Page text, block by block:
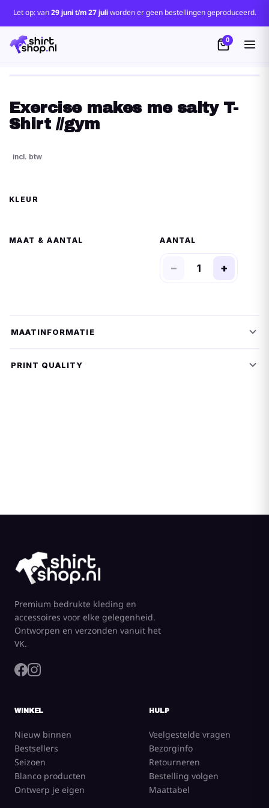
Let op: van29 juni t/m 27 juliworden er geen bestellingen geproduceerd.
0
Exercise makes me salty T-
Shirt //gym
MAAT
− +
MAATINFORMATIE
PRINT QUALITY
Premium bedrukte kleding en
accessoires voor elke gelegenheid.
Ontworpen en verzonden vanuit het
VK.
WINKEL
Nieuw binnen
Bestsellers
Seizoen
Blanco producten
Ontwerp je eigen
HULP
Veelgestelde vragen
Bezorginfo
Retourneren
Bestelling volgen
Maattabel